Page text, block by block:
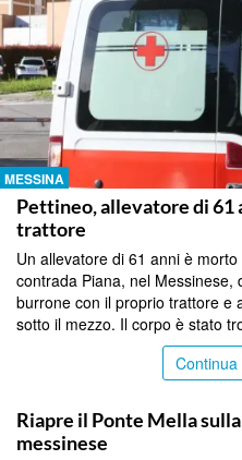
MESSINA
Pettineo, allevatore di 61
trattore
Un allevatore di 61 anni è
contrada Piana, nel Messinese,
burrone con il proprio trattore e
sotto il mezzo. Il corpo è stato
Riapre il Ponte Mella
messinese